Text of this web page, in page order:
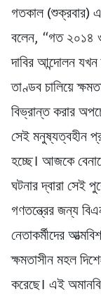
গতকাল (শুক্রবার)
বলেন, “গত ২০১৪ ও
দাবির আন্দোলন যখন
তাণ্ডব চালিয়ে
বিভ্রান্ত করার
সেই মনুষ্যত্বহীন
হচ্ছে। আজকে
ঘটনার দ্বারা সেই
গণতন্ত্রের জন্য
নেতাকর্মীদের
ক্ষমতাসীন মহল
করেছে। এই